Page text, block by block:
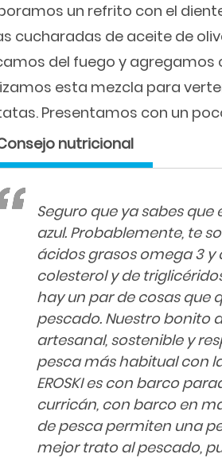
un refrito con el
cucharadas de aceite de
del fuego y agregamos
esta mezcla para
Presentamos con un
nutricional
Seguro que ya sabes
azul. Probablemente, te
ácidos grasos omega 3 y
colesterol y de
hay un par de cosas que
pescado. Nuestro bonito
artesanal, sostenible y
pesca más habitual con
EROSKI es con barco
curricán, con barco en
de pesca permiten una
mejor trato al pescado,